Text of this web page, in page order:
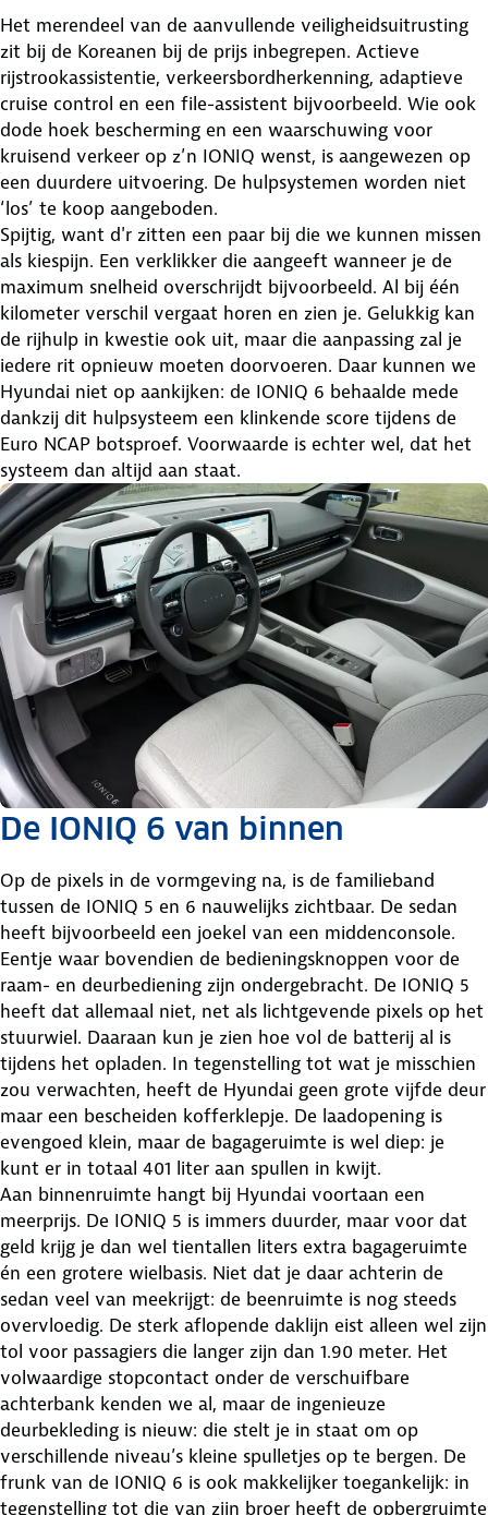
Het merendeel van de aanvullende veiligheidsuitrusting
zit bij de Koreanen bij de prijs inbegrepen. Actieve
rijstrookassistentie, verkeersbordherkenning, adaptieve
cruise control en een file-assistent bijvoorbeeld. Wie ook
dode hoek bescherming en een waarschuwing voor
kruisend verkeer op z’n IONIQ wenst, is aangewezen op
een duurdere uitvoering. De hulpsystemen worden niet
‘los’ te koop aangeboden.
Spijtig, want d'r zitten een paar bij die we kunnen missen
als kiespijn. Een verklikker die aangeeft wanneer je de
maximum snelheid overschrijdt bijvoorbeeld. Al bij één
kilometer verschil vergaat horen en zien je. Gelukkig kan
de rijhulp in kwestie ook uit, maar die aanpassing zal je
iedere rit opnieuw moeten doorvoeren. Daar kunnen we
Hyundai niet op aankijken: de IONIQ 6 behaalde mede
dankzij dit hulpsysteem een klinkende score tijdens de
Euro NCAP botsproef. Voorwaarde is echter wel, dat het
systeem dan altijd aan staat.
De IONIQ 6 van binnen
Op de pixels in de vormgeving na, is de familieband
tussen de IONIQ 5 en 6 nauwelijks zichtbaar. De sedan
heeft bijvoorbeeld een joekel van een middenconsole.
Eentje waar bovendien de bedieningsknoppen voor de
raam- en deurbediening zijn ondergebracht. De IONIQ 5
heeft dat allemaal niet, net als lichtgevende pixels op het
stuurwiel. Daaraan kun je zien hoe vol de batterij al is
tijdens het opladen. In tegenstelling tot wat je misschien
zou verwachten, heeft de Hyundai geen grote vijfde deur
maar een bescheiden kofferklepje. De laadopening is
evengoed klein, maar de bagageruimte is wel diep: je
kunt er in totaal 401 liter aan spullen in kwijt.
Aan binnenruimte hangt bij Hyundai voortaan een
meerprijs. De IONIQ 5 is immers duurder, maar voor dat
geld krijg je dan wel tientallen liters extra bagageruimte
én een grotere wielbasis. Niet dat je daar achterin de
sedan veel van meekrijgt: de beenruimte is nog steeds
overvloedig. De sterk aflopende daklijn eist alleen wel zijn
tol voor passagiers die langer zijn dan 1.90 meter. Het
volwaardige stopcontact onder de verschuifbare
achterbank kenden we al, maar de ingenieuze
deurbekleding is nieuw: die stelt je in staat om op
verschillende niveau’s kleine spulletjes op te bergen. De
frunk van de IONIQ 6 is ook makkelijker toegankelijk: in
tegenstelling tot die van zijn broer heeft de opbergruimte